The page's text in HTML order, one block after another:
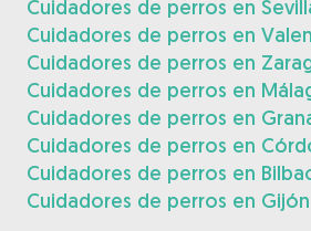
Cuidadores de perros en
Cuidadores de perros en
Cuidadores de perros en
Cuidadores de perros en
Cuidadores de perros en
Cuidadores de perros en
Cuidadores de perros en
Cuidadores de perros en Gijón